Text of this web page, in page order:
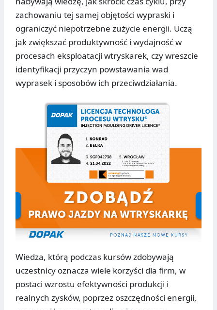
zachowaniu tej samej objętości wypraski i
ograniczyć niepotrzebne zużycie energii. Uczą
jak zwiększać produktywność i wydajność w
procesach eksploatacji wtryskarek, czy wreszcie
identyfikacji przyczyn powstawania wad
wyprasek i sposobów ich przeciwdziałania.
Wiedza, którą podczas kursów zdobywają
uczestnicy oznacza wiele korzyści dla firm, w
postaci wzrostu efektywności produkcji i
realnych zysków, poprzez oszczędności energii,